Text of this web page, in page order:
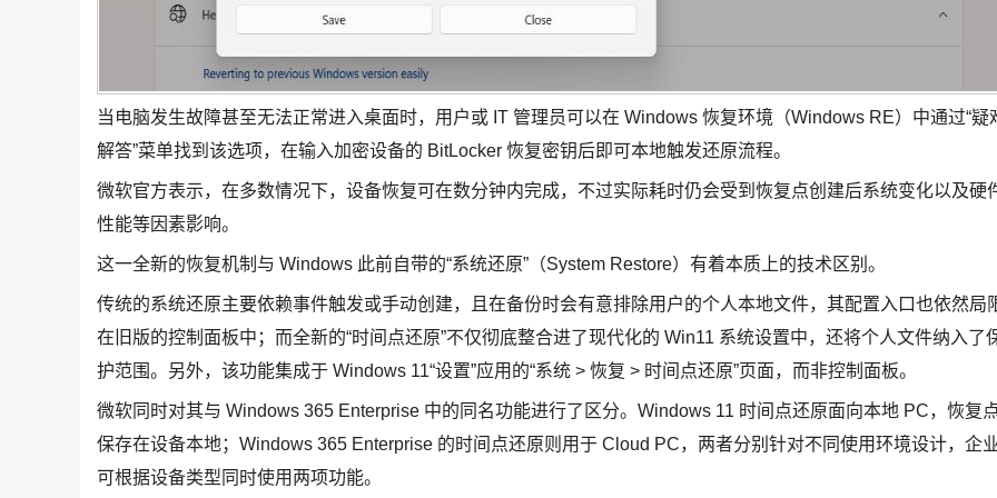
当电脑发生故障甚至无法正常进入桌面时，用户或 IT 管理员可以在 Windows 恢复环境（Windows RE）中通过“疑
解答”菜单找到该选项，在输入加密设备的 BitLocker 恢复密钥后即可本地触发还原流程。
微软官方表示，在多数情况下，设备恢复可在数分钟内完成，不过实际耗时仍会受到恢复点创建后系统变化以及硬
性能等因素影响。
这一全新的恢复机制与 Windows 此前自带的“系统还原”（System Restore）有着本质上的技术区别。
传统的系统还原主要依赖事件触发或手动创建，且在备份时会有意排除用户的个人本地文件，其配置入口也依然局
在旧版的控制面板中；而全新的“时间点还原”不仅彻底整合进了现代化的 Win11 系统设置中，还将个人文件纳入了
护范围。另外，该功能集成于 Windows 11“设置”应用的“系统 > 恢复 > 时间点还原”页面，而非控制面板。
微软同时对其与 Windows 365 Enterprise 中的同名功能进行了区分。Windows 11 时间点还原面向本地 PC，恢复
保存在设备本地；Windows 365 Enterprise 的时间点还原则用于 Cloud PC，两者分别针对不同使用环境设计，企
可根据设备类型同时使用两项功能。